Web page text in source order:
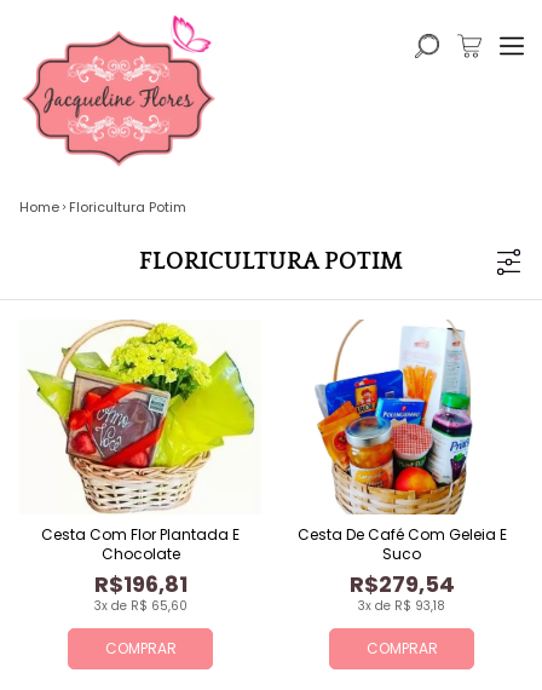
Home Floricultura Potim
FLORICULTURA POTIM
COMPRAR
3x de R$ 65,60
R$196,81
Cesta Com Flor Plantada E
Chocolate
COMPRAR
3x de R$ 93,18
R$279,54
Cesta De Café Com Geleia E
Suco